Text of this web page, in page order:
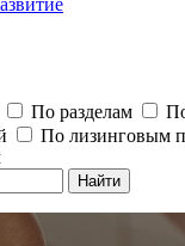
По разделам
По лизинговым
Найти